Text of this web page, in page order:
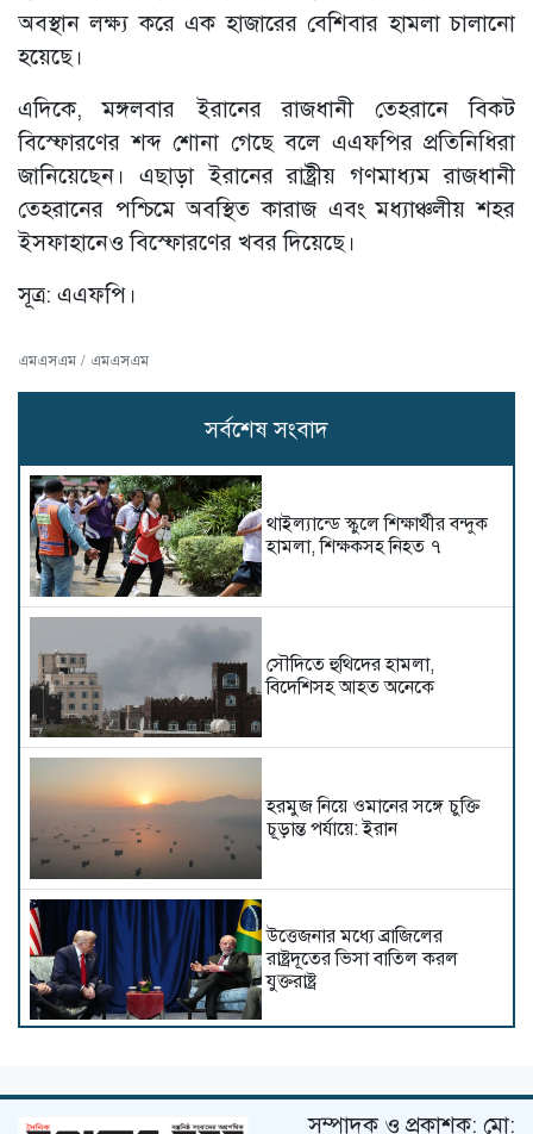
অবস্থান লক্ষ্য করে এক হাজারের বেশিবার হামলা চালানো
হয়েছে।
এদিকে, মঙ্গলবার ইরানের রাজধানী তেহরানে বিকট
বিস্ফোরণের শব্দ শোনা গেছে বলে এএফপির প্রতিনিধিরা
জানিয়েছেন। এছাড়া ইরানের রাষ্ট্রীয় গণমাধ্যম রাজধানী
তেহরানের পশ্চিমে অবস্থিত কারাজ এবং মধ্যাঞ্চলীয় শহর
ইসফাহানেও বিস্ফোরণের খবর দিয়েছে।
সূত্র: এএফপি।
এমএসএম / এমএসএম
সর্বশেষ সংবাদ
থাইল্যান্ডে স্কুলে শিক্ষার্থীর বন্দুক
হামলা, শিক্ষকসহ নিহত ৭
সৌদিতে হুথিদের হামলা,
বিদেশিসহ আহত অনেকে
হরমুজ নিয়ে ওমানের সঙ্গে চুক্তি
চূড়ান্ত পর্যায়ে: ইরান
উত্তেজনার মধ্যে ব্রাজিলের
রাষ্ট্রদূতের ভিসা বাতিল করল
যুক্তরাষ্ট্র
স্কুল বন্ধ ঘোষণা
সম্পাদক ও প্রকাশক: মো: